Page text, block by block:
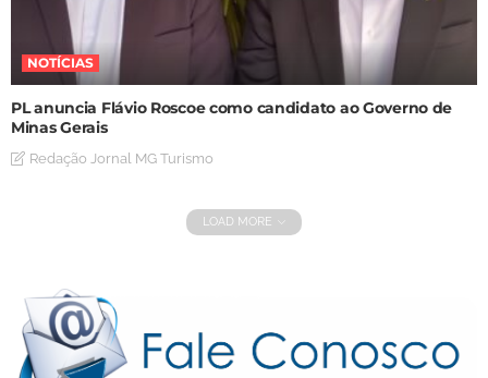
NOTÍCIAS
PL anuncia Flávio Roscoe como candidato ao Governo de
Minas Gerais
Redação Jornal MG Turismo
LOAD MORE